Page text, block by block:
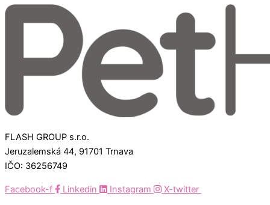
FLASH GROUP s.r.o.
Jeruzalemská 44, 91701 Trnava
IČO: 36256749
Facebook-f Linkedin Instagram X-twitter